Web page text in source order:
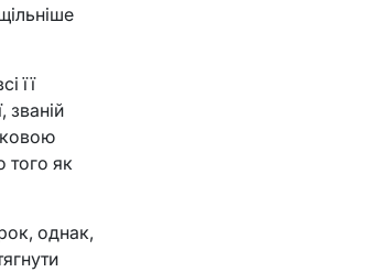
її
званій
того як
однак,